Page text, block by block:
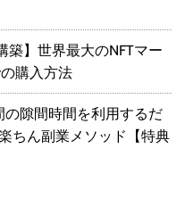
築】世界最大のNFTマー
購入方法
隙間時間を利用するだ
ちん副業メソッド【特典